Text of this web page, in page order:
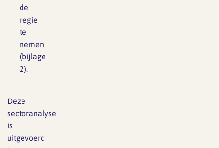
de
regie
te
nemen
(bijlage
2).
Deze
sectoranalyse
is
uitgevoerd